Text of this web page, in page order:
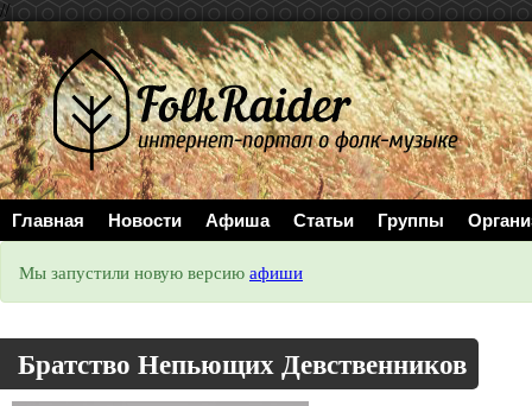
//
Главная Новости Афиша Статьи Группы
Мы запустили новую версию афиши
Братство Непьющих Девственников